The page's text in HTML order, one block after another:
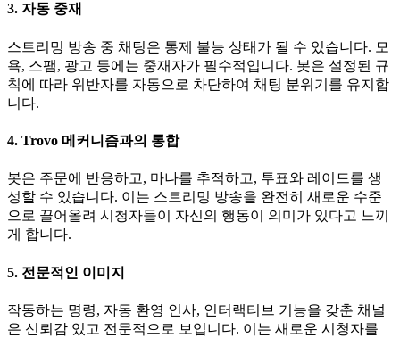
3. 자동 중재
스트리밍 방송 중 채팅은 통제 불능 상태가 될 수 있습니다. 모
욕, 스팸, 광고 등에는 중재자가 필수적입니다. 봇은 설정된 규
칙에 따라 위반자를 자동으로 차단하여 채팅 분위기를 유지합
니다.
4. Trovo 메커니즘과의 통합
봇은 주문에 반응하고, 마나를 추적하고, 투표와 레이드를 생
성할 수 있습니다. 이는 스트리밍 방송을 완전히 새로운 수준
으로 끌어올려 시청자들이 자신의 행동이 의미가 있다고 느끼
게 합니다.
5. 전문적인 이미지
작동하는 명령, 자동 환영 인사, 인터랙티브 기능을 갖춘 채널
은 신뢰감 있고 전문적으로 보입니다. 이는 새로운 시청자를